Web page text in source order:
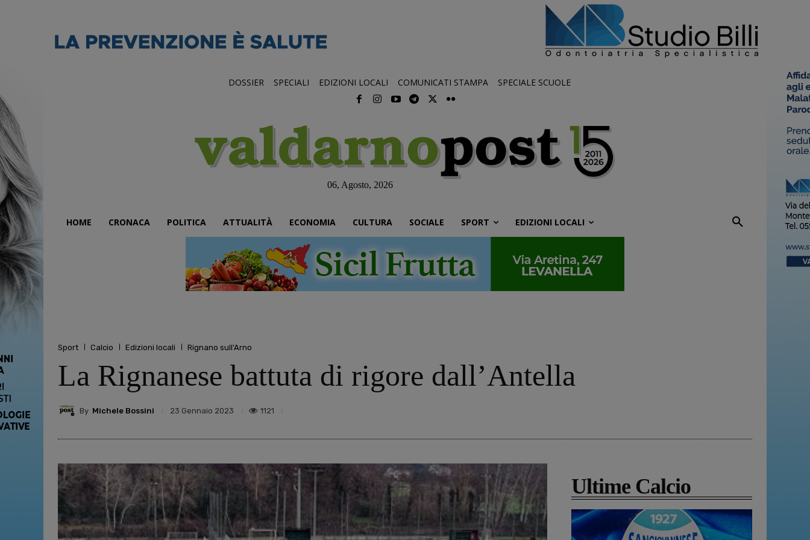
DOSSIER SPECIALI EDIZIONI LOCALI COMUNICATI STAMPA SPECIALE SCUOLE
06, Agosto, 2026
HOME CRONACA POLITICA ATTUALITÀ ECONOMIA CULTURA SOCIALE SPORT EDIZIONI LOCALI
Sport Calcio Edizioni locali Rignano sull'Arno
La Rignanese battuta di rigore dall’Antella
By Michele Bossini 23 Gennaio 2023 1121
Ultime Calcio